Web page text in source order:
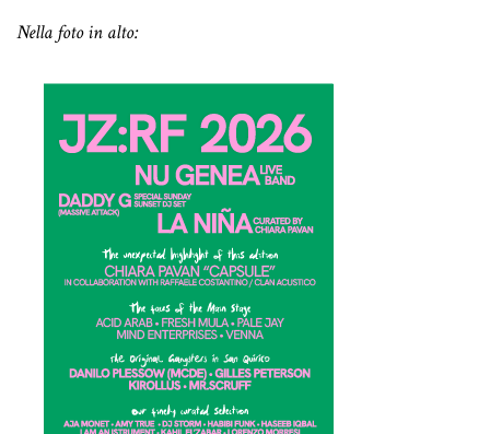
Nella foto in alto: